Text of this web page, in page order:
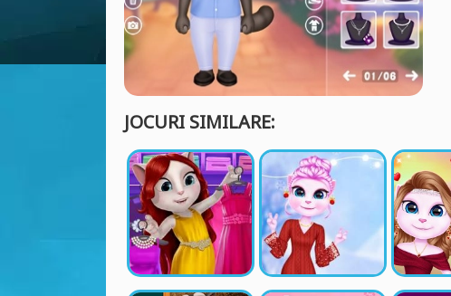
JOCURI SIMILARE: